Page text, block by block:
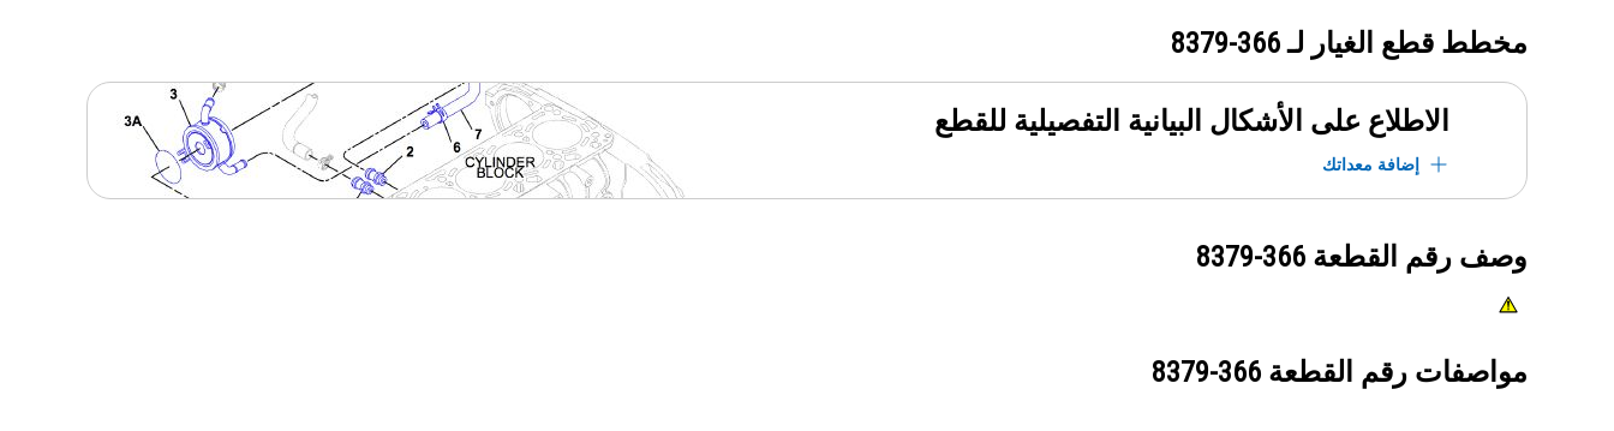
مخطط قطع الغيار لـ366-8379
الاطلاع على الأشكال البيانية التفصيلية للقطع
إضافة معداتك
وصف رقم القطعة 366-8379
مواصفات رقم القطعة 366-8379